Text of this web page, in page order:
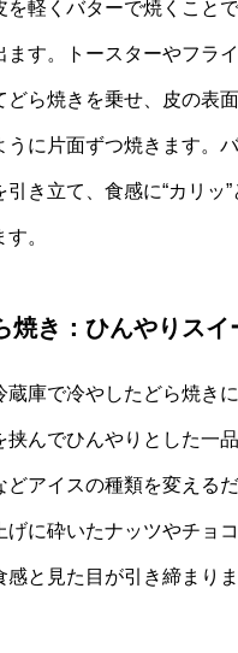
を軽くバターで焼くこと
ます。トースターやフラ
どら焼きを乗せ、皮の表
うに片面ずつ焼きます。
引き立て、食感に“カリッ
。
焼き：ひんやりスイ
蔵庫で冷やしたどら焼き
挟んでひんやりとした一
どアイスの種類を変える
げに砕いたナッツやチョ
感と見た目が引き締まりま